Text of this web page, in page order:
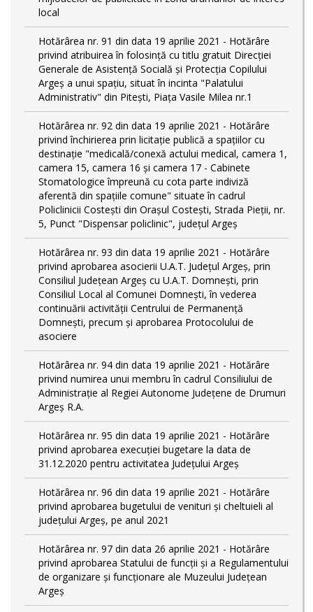
local
Hotărârea nr. 91 din data 19 aprilie 2021 - Hotărâre
privind atribuirea în folosință cu titlu gratuit Direcției
Generale de Asistență Socială și Protecția Copilului
Argeș a unui spațiu, situat în incinta "Palatului
Administrativ" din Pitești, Piața Vasile Milea nr.1
Hotărârea nr. 92 din data 19 aprilie 2021 - Hotărâre
privind închirierea prin licitație publică a spațiilor cu
destinație "medicală/conexă actului medical, camera 1,
camera 15, camera 16 și camera 17 - Cabinete
Stomatologice împreună cu cota parte indiviză
aferentă din spațiile comune" situate în cadrul
Policlinicii Costești din Orașul Costești, Strada Pieții, nr.
5, Punct "Dispensar policlinic", județul Argeș
Hotărârea nr. 93 din data 19 aprilie 2021 - Hotărâre
privind aprobarea asocierii U.A.T. Județul Argeș, prin
Consiliul Județean Argeș cu U.A.T. Domnești, prin
Consiliul Local al Comunei Domnești, în vederea
continuării activității Centrului de Permanență
Domnești, precum și aprobarea Protocolului de
asociere
Hotărârea nr. 94 din data 19 aprilie 2021 - Hotărâre
privind numirea unui membru în cadrul Consiliului de
Administrație al Regiei Autonome Județene de Drumuri
Argeș R.A.
Hotărârea nr. 95 din data 19 aprilie 2021 - Hotărâre
privind aprobarea execuției bugetare la data de
31.12.2020 pentru activitatea Județului Argeș
Hotărârea nr. 96 din data 19 aprilie 2021 - Hotărâre
privind aprobarea bugetului de venituri și cheltuieli al
județului Argeș, pe anul 2021
Hotărârea nr. 97 din data 26 aprilie 2021 - Hotărâre
privind aprobarea Statului de funcții și a Regulamentului
de organizare și funcționare ale Muzeului Județean
Argeș